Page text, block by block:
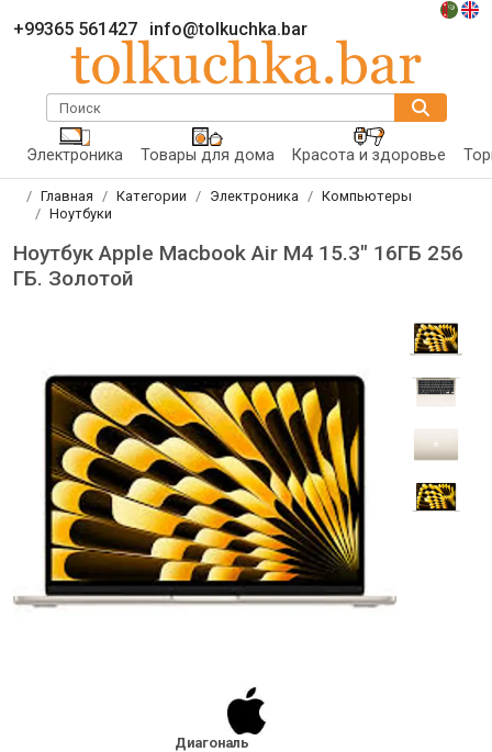
+99365 561427 info@tolkuchka.bar
Поиск
Электроника Товары для дома Красота и здоровье
Главная Категории Электроника
Компьютеры
Ноутбуки
Ноутбук Apple Macbook Air M4 15.3" 16ГБ 256
ГБ. Золотой
Диагональ